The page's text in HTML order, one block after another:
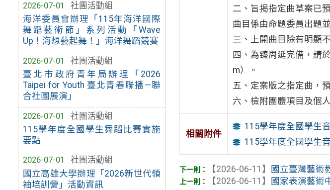
2026-07-01
社團活動組
海洋委員會辦理「115年海洋國際
舞蹈藝術節」系列活動「Wave
Up！海想藝起舞！」海洋舞蹈競賽
2026-07-01
社團活動組
臺北市政府青年局辦理「2026
Taipei for Youth 臺北青春聯播—聯
合社團展演」
2026-07-01
社團活動組
115學年度全國學生舞蹈比賽實施
要點
2026-07-01
社團活動組
國立高雄大學辦理「2026新世代領
袖培訓營」活動資訊
二、旨揭指定曲草案已
曲目係由命題委員出題
三、上開曲目除有明顯
四、為臻周延完備，請
m）。
五、定案版之指定曲，
六、檢附團體項目及個
相關附件
115學年度全國學生
115學年度全國學生
【2026-06-11】
國立臺灣藝術
【2026-06-11】
國家表演藝術